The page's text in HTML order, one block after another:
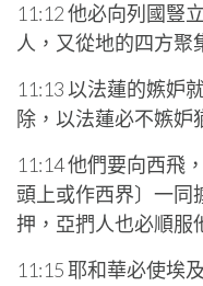
11:12 他必向列國豎
人，又從地的四方聚
11:13 以法蓮的嫉妒
除，以法蓮必不嫉妒
11:14 他們要向西飛
頭上或作西界〕一同
押，亞捫人也必順服
11:15 耶和華必使埃